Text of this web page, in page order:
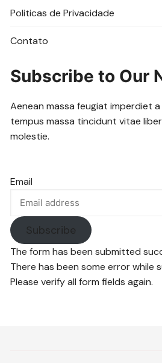
Politicas de Privacidade
Contato
Subscribe to Our
Aenean massa feugiat imperdiet
tempus massa tincidunt vitae
molestie.
Email
Subscribe
The form has been submitted
There has been some error while
Please verify all form fields again.